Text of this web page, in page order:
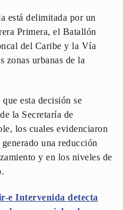
está delimitada por un
Primera, el Batallón
del Caribe y la Vía
zonas urbanas de la
esta decisión se
la Secretaría de
los cuales evidenciaron
una reducción
y en los niveles de
e Intervenida detecta